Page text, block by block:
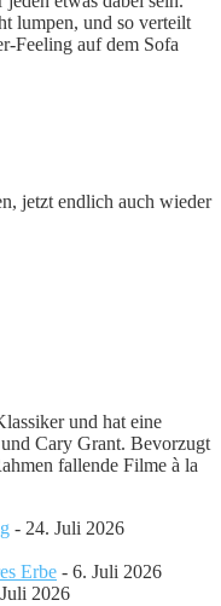
lumpen, und so verteilt
Feeling auf dem Sofa
jetzt endlich auch wieder
und hat eine
Cary Grant. Bevorzugt
fallende Filme à la
- 24. Juli 2026
Erbe - 6. Juli 2026
2026